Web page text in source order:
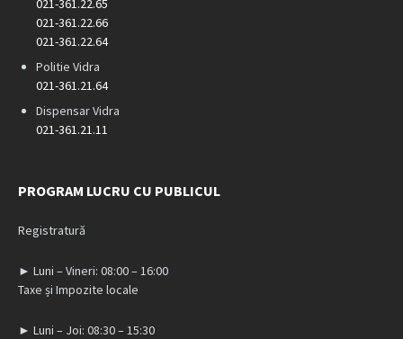
021-361.22.65
021-361.22.66
021-361.22.64
Politie Vidra
021-361.21.64
Dispensar Vidra
021-361.21.11
PROGRAM LUCRU CU PUBLICUL
Registratură
► Luni – Vineri: 08:00 – 16:00
Taxe și Impozite locale
► Luni – Joi: 08:30 – 15:30